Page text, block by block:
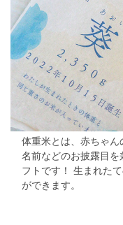
体重米とは、赤ちゃん
名前などのお披露目
フトです！
生まれた
ができます。